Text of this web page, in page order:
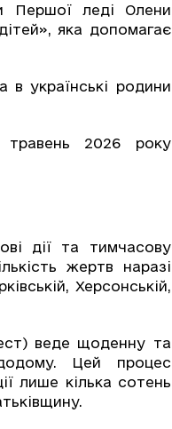
Першої леді Олени
яка допомагає
в українські родини
травень 2026 року
дії та тимчасову
жертв наразі
Херсонській,
веде щоденну та
Цей процес
лише кілька сотень